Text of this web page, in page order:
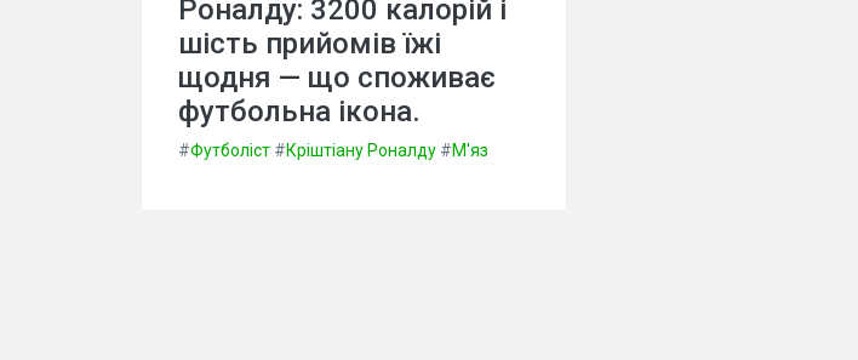
Роналду: 3200 калорій і
шість прийомів їжі
щодня — що споживає
футбольна ікона.
#Футболіст #Кріштіану Роналду #М'яз